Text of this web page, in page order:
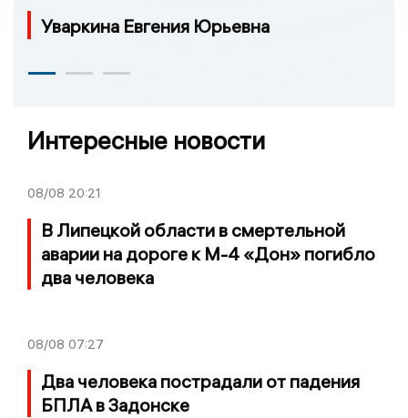
Уваркина Евгения Юрьевна
Интересные новости
08/08 20:21
В Липецкой области в смертельной
аварии на дороге к М-4 «Дон» погибло
два человека
08/08 07:27
Два человека пострадали от падения
БПЛА в Задонске